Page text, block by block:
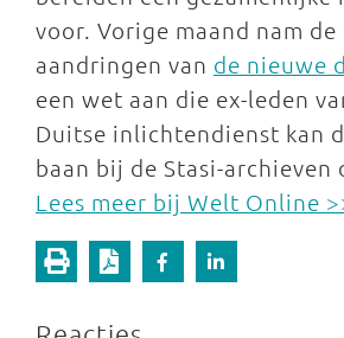
voor. Vorige maand nam de
aandringen van de nieuwe
een wet aan die ex-leden
Duitse inlichtendienst kan
baan bij de Stasi-archieven
Lees meer bij Welt Online